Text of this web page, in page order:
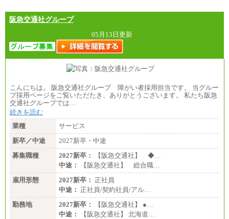
阪急交通社グループ
05月13日更新
こんにちは。 阪急交通社グループ 障がい者採用担当です。 当グルー
プ採用ページをご覧いただたき、ありがとうございます。 私たち阪急
交通社グループでは…
続きを読む
業種
サービス
新卒／中途
2027新卒・中途
募集職種
2027新卒：
【阪急交通社】 ◆…
中途：
【阪急交通社】 総合職…
雇用形態
2027新卒： 正社員
中途： 正社員/契約社員/アル…
勤務地
2027新卒：
【阪急交通社】 ●…
中途：
【阪急交通社】 北海道…